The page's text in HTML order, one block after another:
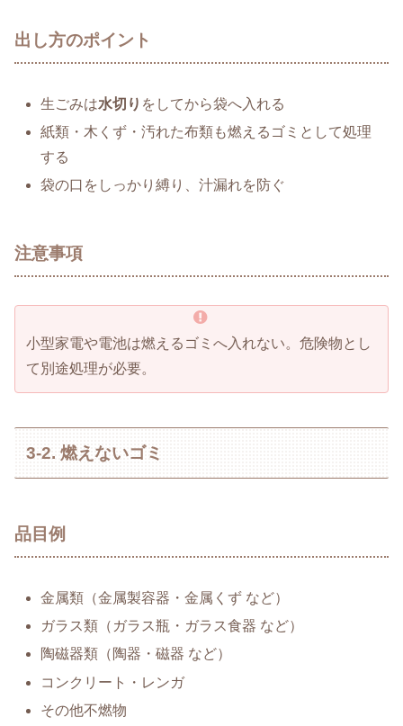
出し方のポイント
生ごみは水切り をしてから袋へ入れる
紙類・木くず・汚れた布類も燃えるゴミとして処理
する
袋の口をしっかり縛り、汁漏れを防ぐ
注意事項
小型家電や電池は燃えるゴミへ入れない。危険物とし
て別途処理が必要。
3-2. 燃えないゴミ
品目例
金属類（金属製容器・金属くず など）
ガラス類（ガラス瓶・ガラス食器 など）
陶磁器類（陶器・磁器 など）
コンクリート・レンガ
その他不燃物